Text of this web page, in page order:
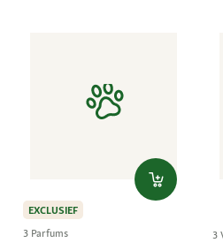
EXCLUSIEF
3 Parfums
3